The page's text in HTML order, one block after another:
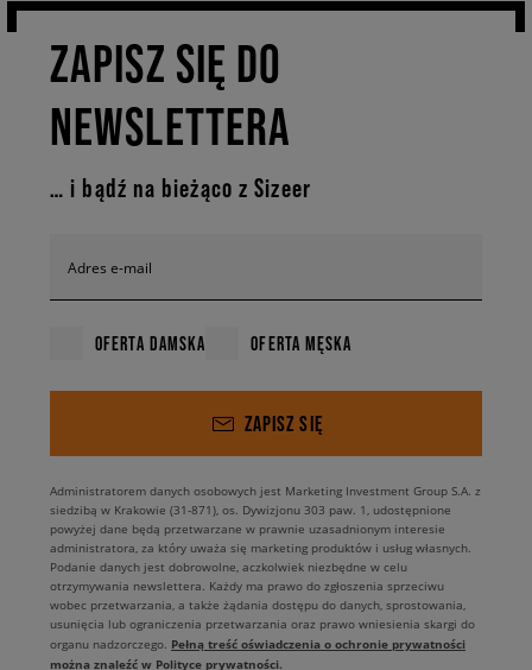
czerni i bieli oraz męskie sneakersy w monochromatycznym trendzie all
akcenty kolorystyczne.
ZAPISZ SIĘ DO
NEWSLETTERA
… i bądź na bieżąco z Sizeer
Adres e-mail
OFERTA DAMSKA OFERTA MĘSKA
ZAPISZ SIĘ
Administratorem danych osobowych jest Marketing Investment Group S.A. z
siedzibą w Krakowie (31-871), os. Dywizjonu 303 paw. 1, udostępnione
powyżej dane będą przetwarzane w prawnie uzasadnionym interesie
administratora, za który uważa się marketing produktów i usług własnych.
Podanie danych jest dobrowolne, aczkolwiek niezbędne w celu
otrzymywania newslettera. Każdy ma prawo do zgłoszenia sprzeciwu
wobec przetwarzania, a także żądania dostępu do danych, sprostowania,
usunięcia lub ograniczenia przetwarzania oraz prawo wniesienia skargi do
organu nadzorczego. Pełną treść oświadczenia o ochronie prywatności
można znaleźć w Polityce prywatności.